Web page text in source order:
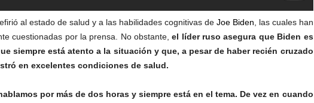
al estado de salud y a las habilidades cognitivas de Joe Biden , las cuales han
cuestionadas por la prensa. No obstante,el líder ruso asegura que Biden es
siempre está atento a la situación y que, a pesar de haber recién cruzado
en excelentes condiciones de salud.
por más de dos horas y siempre está en el tema. De vez en cuando